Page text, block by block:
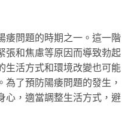
痿問題的時期之一。這一階
張和焦慮等原因而導致勃起
生活方式和環境改變也可能
了預防陽痿問題的發生，
心，適當調整生活方式，避